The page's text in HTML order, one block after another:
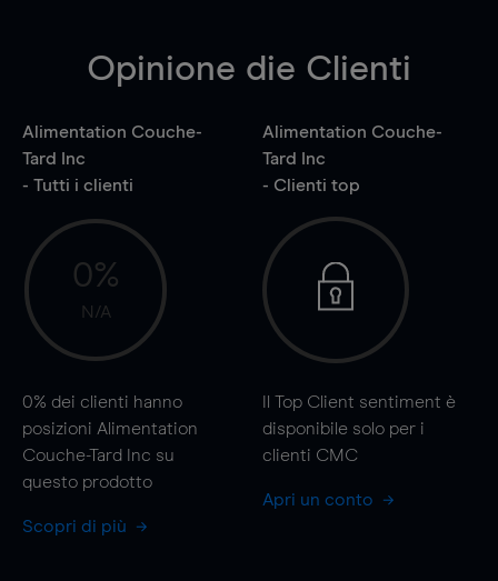
Opinione die Clienti
Alimentation Couche-
Tard Inc
- Tutti i clienti
0%
N/A
0% dei clienti hanno
posizioni Alimentation
Couche-Tard Inc su
questo prodotto
Scopri di più
Alimentation Couche-
Tard Inc
- Clienti top
Il Top Client sentiment è
disponibile solo per i
clienti CMC
Apri un conto